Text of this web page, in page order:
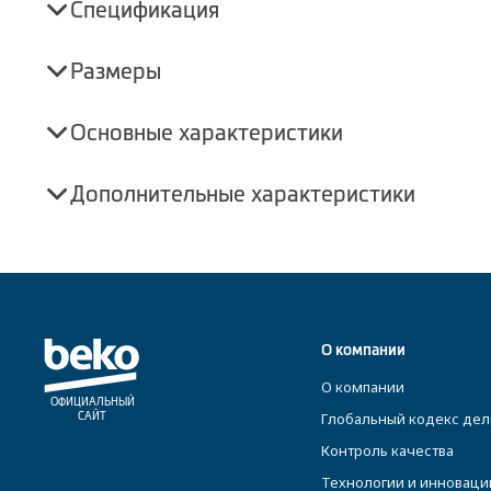
Спецификация
Размеры
Основные характеристики
Дополнительные характеристики
ОФИЦИАЛЬНЫЙ
САЙТ
О компании
О компании
Глобальный кодекс
Контроль качества
Технологии и